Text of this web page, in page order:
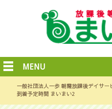
MENU
一般社団法人一歩 朝霞放課後デイサー
到着予定時間 まいまい2